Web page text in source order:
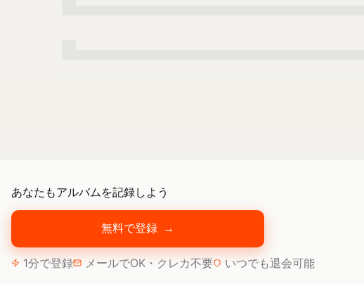
あなたもアルバムを記録しよう
無料で登録 →
1分で登録 メールでOK・クレカ不要 いつでも退会可能